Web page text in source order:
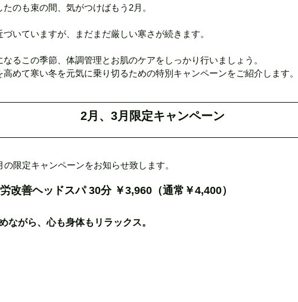
ション MAJORクレンジングボトル 長崎市でサロンをお探しの
MAJOR特別キャンペーン 植物性発酵飲料（LIPLACT）
お知らせ
のも束の間、気がつけばもう2月。
いていますが、まだまだ厳しい寒さが続きます。
るこの季節、体調管理とお肌のケアをしっかり行いましょう。
めて寒い冬を元気に乗り切るための特別キャンペーンをご紹介します。
2月、3月限定キャンペーン
の限定キャンペーンをお知らせ致します。
改善ヘッドスパ 30分 ￥3,960（通常￥4,400）
ながら、心も身体もリラックス。